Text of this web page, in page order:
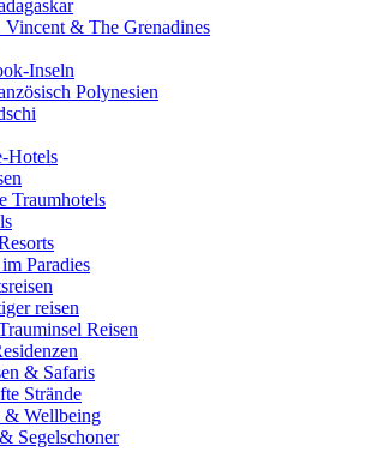
Vincent & The Grenadines
Inseln
Polynesien
Hotels
Traumhotels
Paradies
reisen
Reisen
& Safaris
Strände
& Wellbeing
Segelschoner